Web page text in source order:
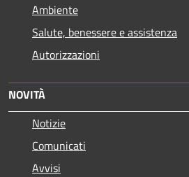
Ambiente
Salute, benessere e assistenza
Autorizzazioni
NOVITÀ
Notizie
Comunicati
Avvisi